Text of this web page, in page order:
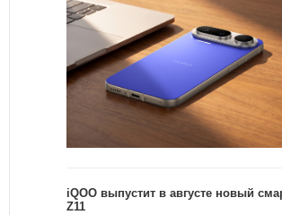
iQOO выпустит в августе новый
Z11